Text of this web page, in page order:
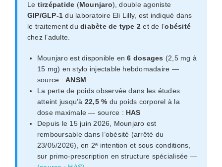
Le tirzépatide (Mounjaro), double agoniste
GIP/GLP-1 du laboratoire Eli Lilly, est indiqué dans
le traitement dudiabète de type 2 et de l’obésité
chez l’adulte.
Mounjaro est disponible en6 dosages (2,5 mg à
15 mg) en stylo injectable hebdomadaire —
source :ANSM
La perte de poids observée dans les études
atteint jusqu’à 22,5 % du poids corporel à la
dose maximale — source : HAS
Depuis le 15 juin 2026, Mounjaro est
remboursable dans l’obésité (arrêté du
23/05/2026), en 2ᵉ intention et sous conditions,
sur primo-prescription en structure spécialisée —